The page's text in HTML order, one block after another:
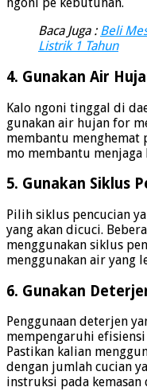
Baca Juga : Beli
Listrik 1 Tahun
4. Gunakan Air
Kalo ngoni tinggal di
gunakan air hujan for
membantu menghemat
mo membantu menjaga
5. Gunakan Siklus
Pilih siklus pencucian
yang akan dicuci.
menggunakan siklus
menggunakan air yang
6. Gunakan
Penggunaan deterjen
mempengaruhi
Pastikan kalian
dengan jumlah cucian
instruksi pada